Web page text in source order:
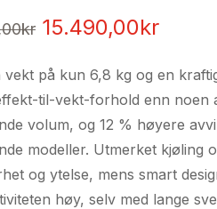
kr Opprinnelig
var:
17.999,00kr.
15.490,00kr
er:
vekt på kun 6,8 kg og en
til-vekt-forhold enn noen
volum, og 12 % høyere
modeller. Utmerket kjøling
og ytelse, mens smart
høy, selv med lange